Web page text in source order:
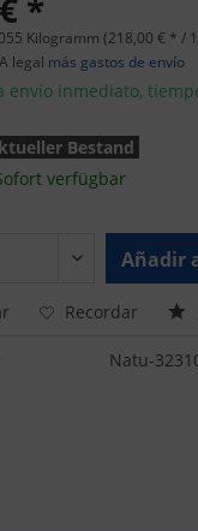
*
Kilogramm (218,00 € * /
legal más gastos de envío
envío inmediato,
Bestand
verfügbar
Añadir
Recordar
Natu-